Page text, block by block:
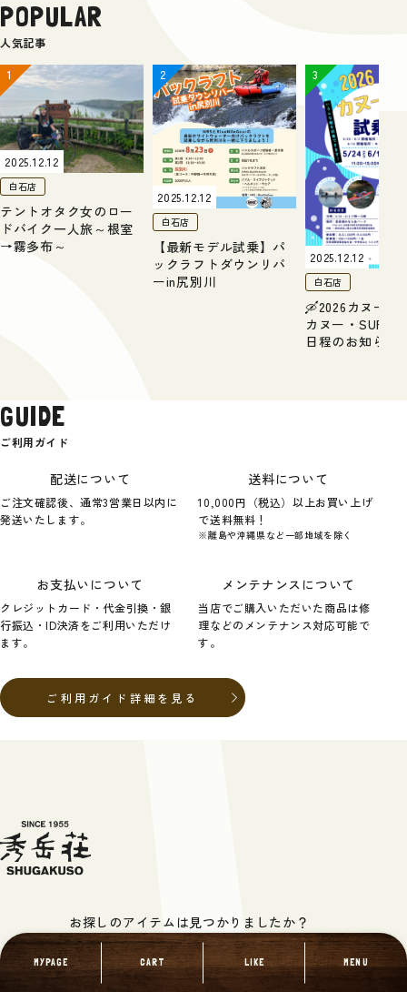
POPULAR
人気記事
2025.12.12
白石店
テントオタク女のロー
ドバイク一人旅～根室
→霧多布～
2025.12.12
白石店
【最新モデル試乗】パ
ックラフトダウンリバ
ーin尻別川
2025.12.12
白石店
🛶2026カヌー試
カヌー・SUP講
日程のお知らせ
GUIDE
ご利用ガイド
配送について
ご注文確認後、通常3営業日以内に
発送いたします。
送料について
10,000円（税込）以上お買い上げ
で送料無料！
※離島や沖縄県など一部地域を除く
お支払いについて
クレジットカード・代金引換・銀
行振込・ID決済をご利用いただけ
ます。
メンテナンスについて
当店でご購入いただいた商品は修
理などのメンテナンス対応可能で
す。
ご利用ガイド詳細を見る
お探しのアイテムは見つかりましたか？